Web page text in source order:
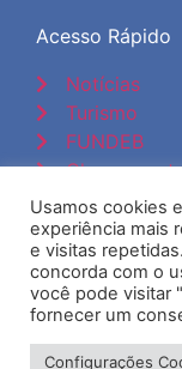
Acesso Rápido
Notícias
Turismo
FUNDEB
Administração
Portal do
Webmail
Usamos cookies
experiência mais
e visitas
concorda com o
você pode visitar
fornecer um
Configurações